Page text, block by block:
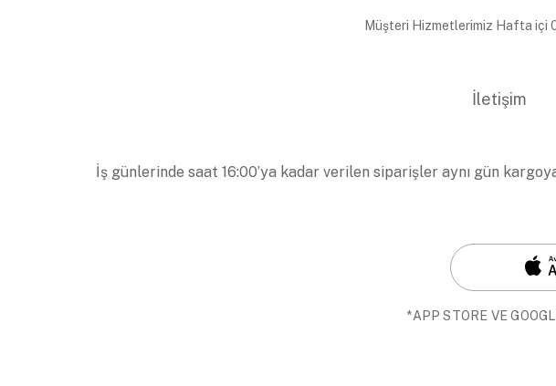
Müşteri Hizmetlerimiz Hafta içi
İletişim
İş günlerinde saat 16:00’ya kadar verilen siparişler aynı gün
*APP STORE VE